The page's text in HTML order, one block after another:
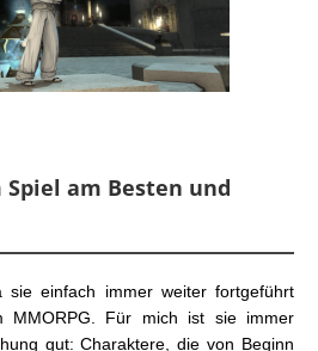
am Besten und
sie einfach immer weiter fortgeführt
MMORPG. Für mich ist sie immer
gut: Charaktere, die von Beginn